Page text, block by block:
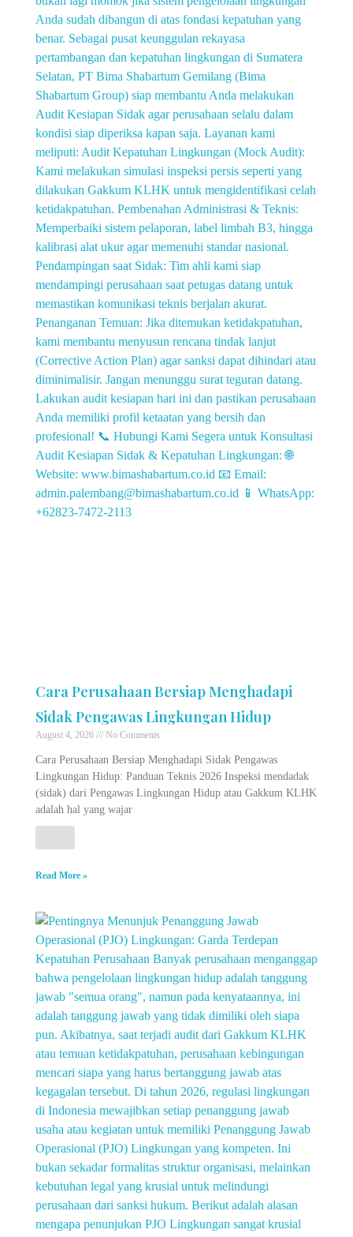
Cara Perusahaan Bersiap Menghadapi
Sidak Pengawas Lingkungan Hidup
August 4, 2026 No Comments
Cara Perusahaan Bersiap Menghadapi Sidak Pengawas
Lingkungan Hidup: Panduan Teknis 2026 Inspeksi mendadak
(sidak) dari Pengawas Lingkungan Hidup atau Gakkum KLHK
adalah hal yang wajar
Read More »